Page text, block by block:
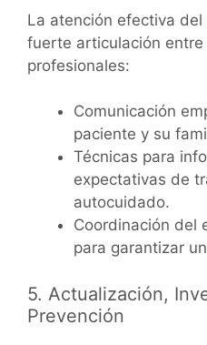
La atención efectiva
fuerte articulación
profesionales:
Comunicación
paciente y su
Técnicas para
expectativas de
autocuidado.
Coordinación del
para garantizar
5. Actualización,
Prevención